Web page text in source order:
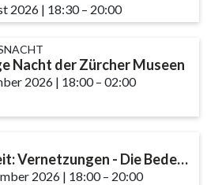
2026 | 18:30accessibility.time_to
– 20:00
Nacht der Zürcher Museen
2026 | 18:00accessibility.time_to
–02:00
Sexarbeit: Vernetzungen - Die Bedeutung von Community und Fachstellen
2026 | 18:00– 20:00